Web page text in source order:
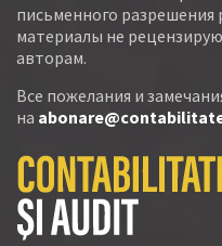
письменного
материалы не
авторам.
Все пожелания и
на